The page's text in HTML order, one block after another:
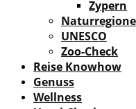
Zypern
UNESCO
Zoo-Check
Reise Knowhow
Genuss
Wellness